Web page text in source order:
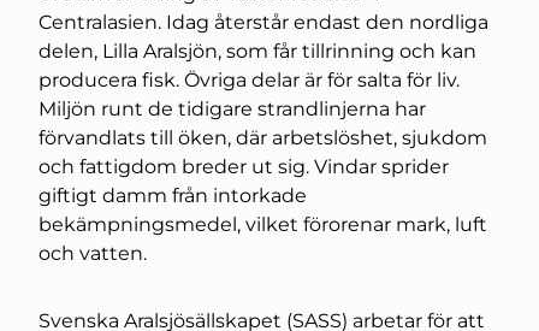
Centralasien. Idag återstår endast den nordliga
delen, Lilla Aralsjön, som får tillrinning och kan
producera fisk. Övriga delar är för salta för liv.
Miljön runt de tidigare strandlinjerna har
förvandlats till öken, där arbetslöshet, sjukdom
och fattigdom breder ut sig. Vindar sprider
giftigt damm från intorkade
bekämpningsmedel, vilket förorenar mark, luft
och vatten.
Svenska Aralsjösällskapet (SASS) arbetar för att